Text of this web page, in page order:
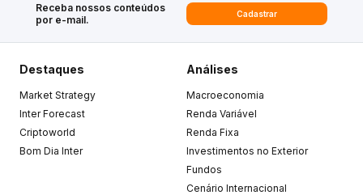
Receba nossos conteúdos
por e-mail.
Cadastrar
Destaques
Market Strategy
Inter Forecast
Criptoworld
Bom Dia Inter
Análises
Macroeconomia
Renda Variável
Renda Fixa
Investimentos no Exterior
Fundos
Cenário Internacional